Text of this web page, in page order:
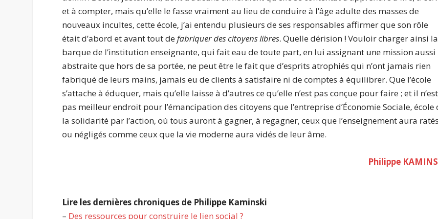
et à compter, mais qu’elle le fasse vraiment au lieu de conduire à l’âge adulte des masses de
nouveaux incultes, cette école, j’ai entendu plusieurs de ses responsables affirmer que son rôle
était d’abord et avant tout defabriquer des citoyens libres. Quelle dérision ! Vouloir charger ainsi la
barque de l’institution enseignante, qui fait eau de toute part, en lui assignant une mission aussi
abstraite que hors de sa portée, ne peut être le fait que d’esprits atrophiés qui n’ont jamais rien
fabriqué de leurs mains, jamais eu de clients à satisfaire ni de comptes à équilibrer. Que l’école
s’attache à éduquer, mais qu’elle laisse à d’autres ce qu’elle n’est pas conçue pour faire ; et il n’est
pas meilleur endroit pour l’émancipation des citoyens que l’entreprise d’Économie Sociale, école
la solidarité par l’action, où tous auront à gagner, à regagner, ceux que l’enseignement aura ratés
ou négligés comme ceux que la vie moderne aura vidés de leur âme.
Philippe
Lire les dernières chroniques de Philippe Kaminski
– Des ressources pour construire le lien social ?